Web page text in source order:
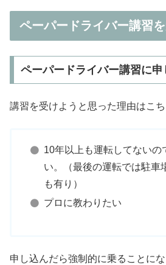
ペーパードライバー講習
ペーパードライバー講習に申
講習を受けようと思った理由はこち
10年以上も運転してないの
い。（最後の運転では駐車
も有り）
プロに教わりたい
申し込んだら強制的に乗ることに